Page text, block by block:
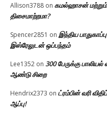
Allison3788 on கமல்ஹாசன் மற்றும்
திசைமாற்றமா?
Spencer2851 on இந்திய
இஸ்ரேலுடன் ஒப்பந்தம்
Lee1352 on 300 பேருக்கு
ஆண்டு சிறை
Hendrix2373 on ட்ரம்பின் வரி
ஆப்பு!